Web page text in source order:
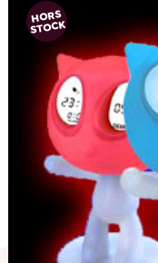
HORS
STOCK